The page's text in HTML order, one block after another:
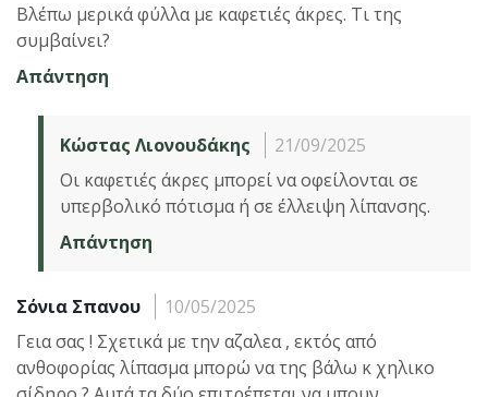
Βλέπω μερικά φύλλα με καφετιές άκρες. Τι της
συμβαίνει?
Απάντηση
Κώστας Λιονουδάκης
21/09/2025
Οι καφετιές άκρες μπορεί να οφείλονται σε
υπερβολικό πότισμα ή σε έλλειψη λίπανσης.
Απάντηση
Σόνια Σπανου
10/05/2025
Γεια σας ! Σχετικά με την αζαλεα , εκτός από
ανθοφορίας λίπασμα μπορώ να της βάλω κ χηλικο